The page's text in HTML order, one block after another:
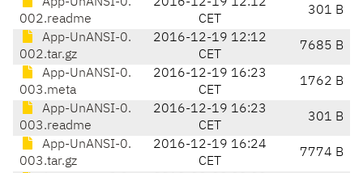
002.readme
CET
301 B
App-UnANSI-0.
002.tar.gz
2016-12-19 12:12
CET
7685 B
App-UnANSI-0.
003.meta
2016-12-19 16:23
CET
1762 B
App-UnANSI-0.
003.readme
2016-12-19 16:23
CET
301 B
App-UnANSI-0.
003.tar.gz
2016-12-19 16:24
CET
7774 B